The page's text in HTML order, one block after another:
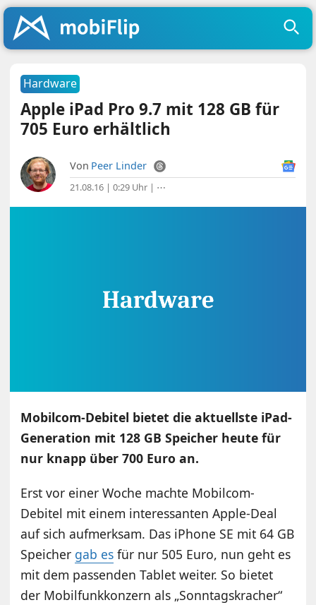
Hardware
Apple iPad Pro 9.7 mit 128 GB für
705 Euro erhältlich
Von Peer Linder
21.08.16 | 0:29 Uhr | ⋯
Mobilcom-Debitel bietet die aktuellste iPad-
Generation mit 128 GB Speicher heute für
nur knapp über 700 Euro an.
Erst vor einer Woche machte Mobilcom-
Debitel mit einem interessanten Apple-Deal
auf sich aufmerksam. Das iPhone SE mit 64 GB
Speicher gab es für nur 505 Euro, nun geht es
mit dem passenden Tablet weiter. So bietet
der Mobilfunkkonzern als „Sonntagskracher“